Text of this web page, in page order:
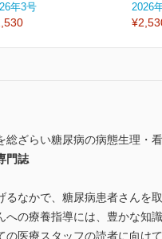
年3号
2026
ざらい糖尿病の病態生理・
門誌
なかで、糖尿病患者さんを
の療養指導には、豊かな知
医療スタッフの読者に向け